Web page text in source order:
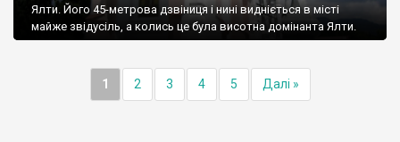
Ялти. Його 45-метрова дзвіниця і нині видніється в місті
майже звідусіль, а колись це була висотна домінанта Ялти.
1 2 3 4 5 Далі »